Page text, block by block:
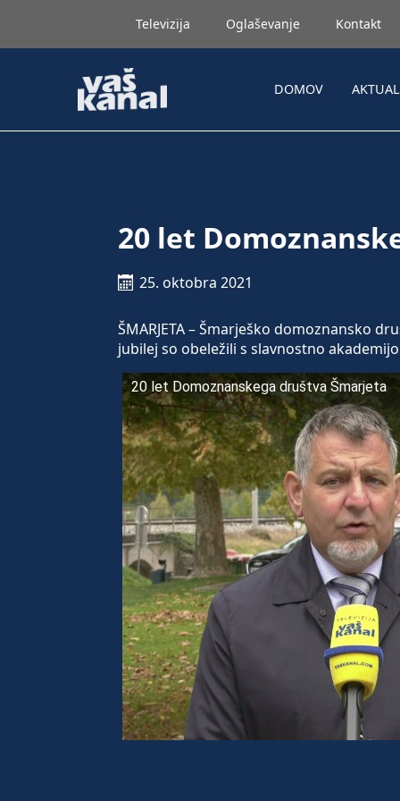
Televizija Oglaševanje Kontakt
DOMOV
20 let
25. oktobra 2021
ŠMARJETA – Šmarješko domoznansko
jubilej so obeležili s slavnostno
20 let Domoznanskega društva Šmarjeta